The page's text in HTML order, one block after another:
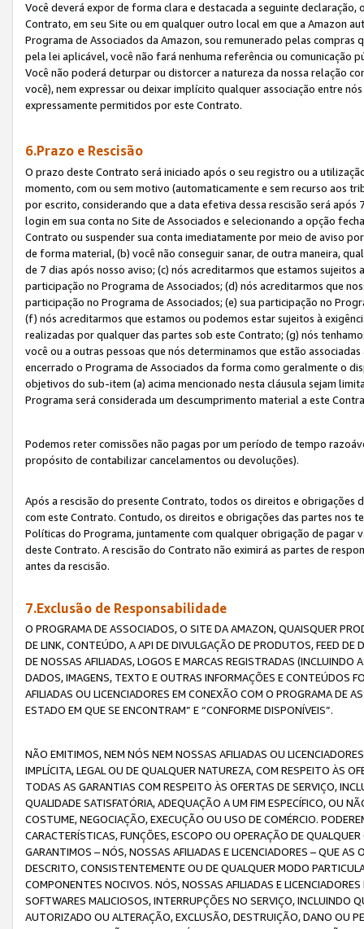
Você deverá expor de forma clara e destacada a seguinte
Contrato, em seu Site ou em qualquer outro local em que a Amazon
Programa de Associados da Amazon, sou remunerado pelas
pela lei aplicável, você não fará nenhuma referência ou comunicação
Você não poderá deturpar ou distorcer a natureza da nossa relação
você), nem expressar ou deixar implícito qualquer associação entre
expressamente permitidos por este Contrato.
6.Prazo e Rescisão
O prazo deste Contrato será iniciado após o seu registro ou a
momento, com ou sem motivo (automaticamente e sem recurso aos
por escrito, considerando que a data efetiva dessa rescisão será
login em sua conta no Site de Associados e selecionando a opção
Contrato ou suspender sua conta imediatamente por meio de aviso
de forma material, (b) você não conseguir sanar, de outra maneira,
de 7 dias após nosso aviso; (c) nós acreditarmos que estamos
participação no Programa de Associados; (d) nós acreditarmos que
participação no Programa de Associados; (e) sua participação no
(f) nós acreditarmos que estamos ou podemos estar sujeitos à
realizadas por qualquer das partes sob este Contrato; (g) nós
você ou a outras pessoas que nós determinamos que estão
encerrado o Programa de Associados da forma como geralmente o
objetivos do sub-item (a) acima mencionado nesta cláusula sejam
Programa será considerada um descumprimento material a este
Podemos reter comissões não pagas por um período de tempo
propósito de contabilizar cancelamentos ou devoluções).
Após a rescisão do presente Contrato, todos os direitos e obrigações
com este Contrato. Contudo, os direitos e obrigações das partes nos
Políticas do Programa, juntamente com qualquer obrigação de
deste Contrato. A rescisão do Contrato não eximirá as partes de
antes da rescisão.
7.Exclusão de Responsabilidade
O PROGRAMA DE ASSOCIADOS, O SITE DA AMAZON, QUAISQUER
DE LINK, CONTEÚDO, A API DE DIVULGAÇÃO DE PRODUTOS, FEED
DE NOSSAS AFILIADAS, LOGOS E MARCAS REGISTRADAS
DADOS, IMAGENS, TEXTO E OUTRAS INFORMAÇÕES E CONTEÚDOS
AFILIADAS OU LICENCIADORES EM CONEXÃO COM O PROGRAMA DE
ESTADO EM QUE SE ENCONTRAM” E “CONFORME DISPONÍVEIS”.
NÃO EMITIMOS, NEM NÓS NEM NOSSAS AFILIADAS OU
IMPLÍCITA, LEGAL OU DE QUALQUER NATUREZA, COM RESPEITO ÀS
TODAS AS GARANTIAS COM RESPEITO ÀS OFERTAS DE SERVIÇO,
QUALIDADE SATISFATÓRIA, ADEQUAÇÃO A UM FIM ESPECÍFICO, OU
COSTUME, NEGOCIAÇÃO, EXECUÇÃO OU USO DE COMÉRCIO.
CARACTERÍSTICAS, FUNÇÕES, ESCOPO OU OPERAÇÃO DE
GARANTIMOS – NÓS, NOSSAS AFILIADAS E LICENCIADORES – QUE
DESCRITO, CONSISTENTEMENTE OU DE QUALQUER MODO
COMPONENTES NOCIVOS. NÓS, NOSSAS AFILIADAS E
SOFTWARES MALICIOSOS, INTERRUPÇÕES NO SERVIÇO, INCLUINDO
AUTORIZADO OU ALTERAÇÃO, EXCLUSÃO, DESTRUIÇÃO, DANO OU